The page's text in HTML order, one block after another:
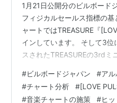
1月21日公開分のビルボード
フィジカルセールス指標の
ャートではTREASURE『
インしています。 そして3
スされたTREASUREの3rdミ
で累計セールス538,619枚と
破した。 【ビルボード】乃
#ビルボードジャパン #ア
#チャート分析 #[LOVE
#音楽チャートの施策 #ヒ